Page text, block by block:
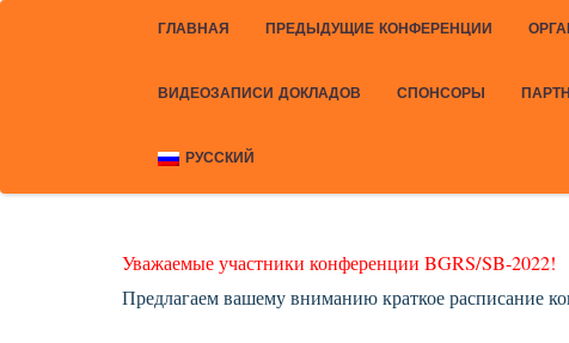
ГЛАВНАЯ ПРЕДЫДУЩИЕ КОНФЕРЕНЦИИ
ВИДЕОЗАПИСИ ДОКЛАДОВ СПОНСОРЫ
РУССКИЙ
Уважаемые участники конференции BGRS/SB-2022!
Предлагаем вашему вниманию краткое расписание